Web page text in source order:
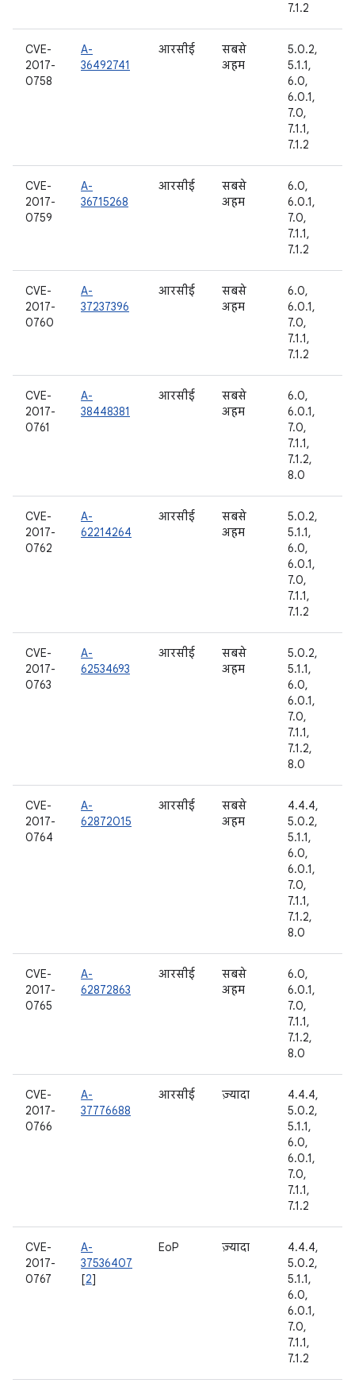
7.1.2
CVE-
2017-
0758
A-
36492741
आरसीई
सबसे
अहम
5.0.2,
5.1.1,
6.0,
6.0.1,
7.0,
7.1.1,
7.1.2
CVE-
2017-
0759
A-
36715268
आरसीई
सबसे
अहम
6.0,
6.0.1,
7.0,
7.1.1,
7.1.2
CVE-
2017-
0760
A-
37237396
आरसीई
सबसे
अहम
6.0,
6.0.1,
7.0,
7.1.1,
7.1.2
CVE-
2017-
0761
A-
38448381
आरसीई
सबसे
अहम
6.0,
6.0.1,
7.0,
7.1.1,
7.1.2,
8.0
CVE-
2017-
0762
A-
62214264
आरसीई
सबसे
अहम
5.0.2,
5.1.1,
6.0,
6.0.1,
7.0,
7.1.1,
7.1.2
CVE-
2017-
0763
A-
62534693
आरसीई
सबसे
अहम
5.0.2,
5.1.1,
6.0,
6.0.1,
7.0,
7.1.1,
7.1.2,
8.0
CVE-
2017-
0764
A-
62872015
आरसीई
सबसे
अहम
4.4.4,
5.0.2,
5.1.1,
6.0,
6.0.1,
7.0,
7.1.1,
7.1.2,
8.0
CVE-
2017-
0765
A-
62872863
आरसीई
सबसे
अहम
6.0,
6.0.1,
7.0,
7.1.1,
7.1.2,
8.0
CVE-
2017-
0766
A-
37776688
आरसीई ज़्यादा
4.4.4,
5.0.2,
5.1.1,
6.0,
6.0.1,
7.0,
7.1.1,
7.1.2
CVE-
2017-
0767
A-
37536407
[2]
EoP ज़्यादा
4.4.4,
5.0.2,
5.1.1,
6.0,
6.0.1,
7.0,
7.1.1,
7.1.2